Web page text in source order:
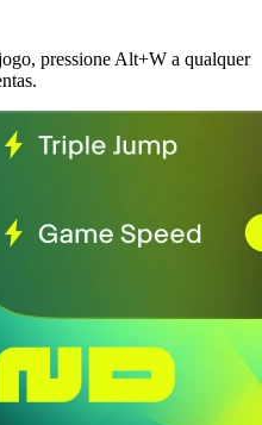
pressione Alt+W a qualquer